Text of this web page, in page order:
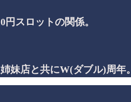
スロットの関係。
妹店と共にW(ダブル)周年。